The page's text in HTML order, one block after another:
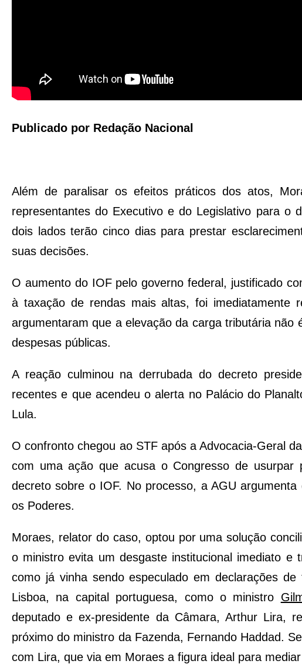
Publicado por Redação Nacional
Além de paralisar os efeitos práticos dos atos,
representantes do Executivo e do Legislativo para
dois lados terão cinco dias para prestar
suas decisões.
O aumento do IOF pelo governo federal, justificado
à taxação de rendas mais altas, foi imediatamente
argumentaram que a elevação da carga tributária
despesas públicas.
A reação culminou na derrubada do decreto
recentes e que acendeu o alerta no Palácio do
Lula.
O confronto chegou ao STF após a Advocacia-Geral
com uma ação que acusa o Congresso de
decreto sobre o IOF. No processo, a AGU
os Poderes.
Moraes, relator do caso, optou por uma solução
o ministro evita um desgaste institucional imediato
como já vinha sendo especulado em declarações
Lisboa, na capital portuguesa, como o ministro
deputado e ex-presidente da Câmara, Arthur
próximo do ministro da Fazenda, Fernando Haddad.
com Lira, que via em Moraes a figura ideal para